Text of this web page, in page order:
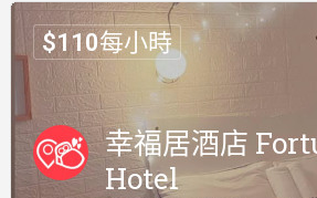
幸福居酒店
Hotel
$110每小時